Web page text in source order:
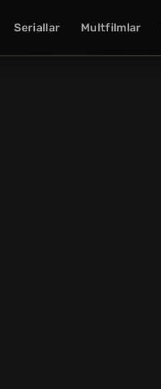
Seriallar Multfilmlar